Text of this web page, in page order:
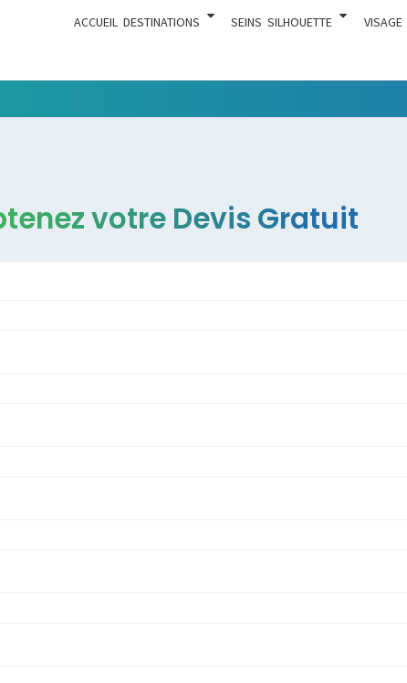
ACCUEIL DESTINATIONS SEINS SILHOUETTE VISAGE
Tout Ce
Chirurgie
Esthétique
votre Devis Gratuit